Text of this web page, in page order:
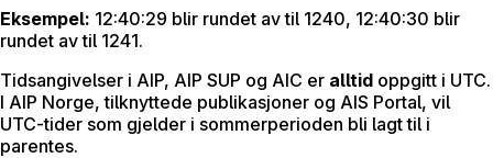
Eksempel: 12:40:29 blir rundet av til 1240, 12:40:30 blir
rundet av til 1241.
Tidsangivelser i AIP, AIP SUP og AIC er alltid oppgitt i UTC.
I AIP Norge, tilknyttede publikasjoner og AIS Portal, vil
UTC-tider som gjelder i sommerperioden bli lagt til i
parentes.